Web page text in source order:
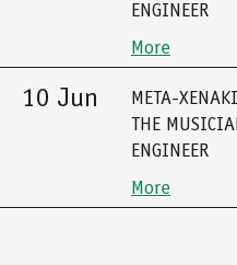
ENGINEER
More
10 Jun
META-
THE
ENGINEER
More